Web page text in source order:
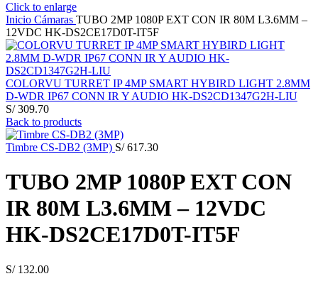
Click to enlarge
Inicio Cámaras TUBO 2MP 1080P EXT CON IR 80M L3.6MM –
12VDC HK-DS2CE17D0T-IT5F
COLORVU TURRET IP 4MP SMART HYBIRD LIGHT 2.8MM
D-WDR IP67 CONN IR Y AUDIO HK-DS2CD1347G2H-LIU
S/309.70
Back to products
Timbre CS-DB2 (3MP) S/617.30
TUBO 2MP 1080P EXT CON
IR 80M L3.6MM – 12VDC
HK-DS2CE17D0T-IT5F
S/132.00